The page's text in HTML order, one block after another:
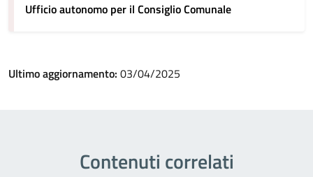
Ufficio autonomo per il Consiglio Comunale
Ultimo aggiornamento: 03/04/2025
Contenuti correlati